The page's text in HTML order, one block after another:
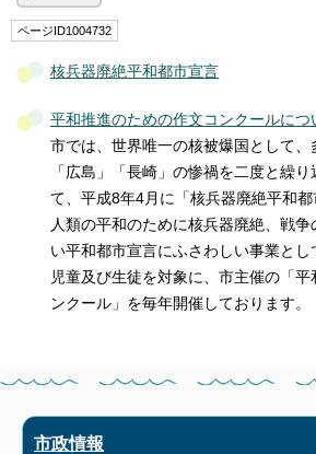
ページID1004732
核兵器廃絶平和都市宣言
平和推進のための作文コンクールにつ
市では、世界唯一の核被爆国として
「広島」「長崎」の惨禍を二度と繰
て、平成8年4月に「核兵器廃絶平和都
人類の平和のために核兵器廃絶、戦
い平和都市宣言にふさわしい事業と
児童及び生徒を対象に、市主催の「平
ンクール」を毎年開催しております。
市政情報